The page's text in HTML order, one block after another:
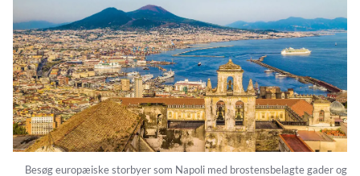
Besøg europæiske storbyer som Napoli med brostensbelagte gader og